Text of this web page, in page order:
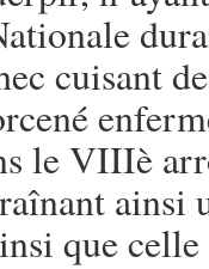
cuisant
le VIIIè
ainsi
que